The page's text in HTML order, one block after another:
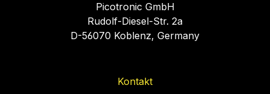
Picotronic GmbH
Rudolf-Diesel-Str. 2a
D-56070 Koblenz, Germany
Kontakt